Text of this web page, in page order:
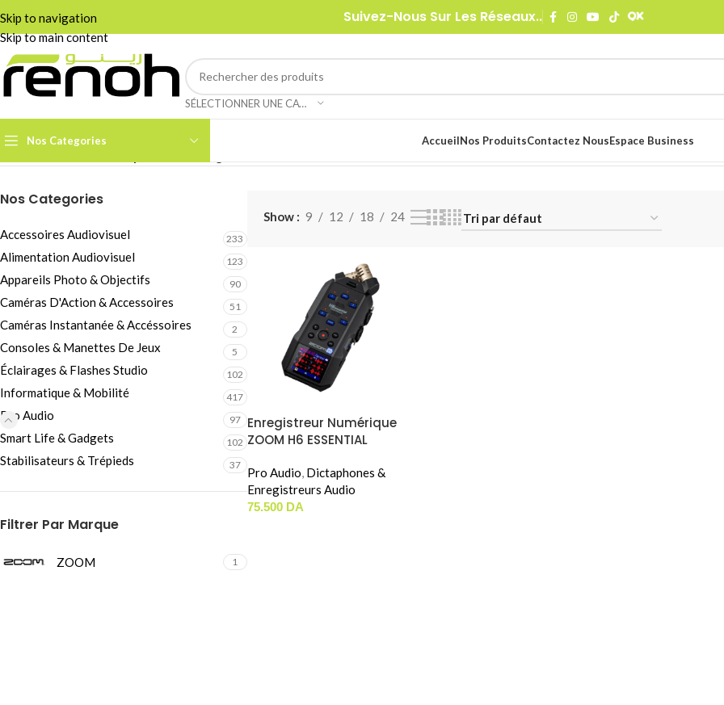
Skip to navigation
Skip to main content
Suivez-Nous Sur Les Réseaux..
SÉLECTIONNER UNE CATÉGORIE
Nos Categories
Accessoires Caméra PTZ
Table
Adaptateurs &
Convertisseurs
Câbles Audio
Câbles Data & Réseau
Câbles Video
Cages & Grips Smartphone
Cartes de Capture Audio /
AccueilNos ProduitsContactez NousEspace Business
Nos Categories
Accessoires Audiovisuel 233
Alimentation Audiovisuel 123
Appareils Photo & Objectifs 90
Caméras D'Action & Accessoires 51
Caméras Instantanée & Accéssoires 2
Consoles & Manettes De Jeux 5
Éclairages & Flashes Studio 102
Informatique & Mobilité 417
Pro Audio 97
Smart Life & Gadgets 102
Stabilisateurs & Trépieds 37
Filtrer Par Marque
ZOOM 1
Show 9 12 18 24
Enregistreur Numérique
ZOOM H6 ESSENTIAL
Pro Audio, Dictaphones &
Enregistreurs Audio
75.500 DA